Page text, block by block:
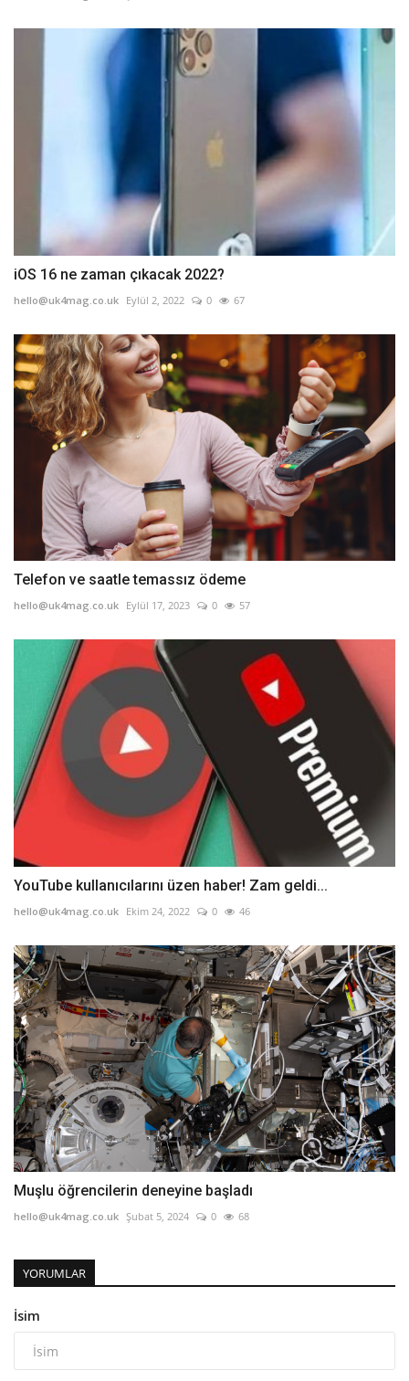
iOS 16 ne zaman çıkacak 2022?
hello@uk4mag.co.uk Eylül 2, 2022 0 67
Telefon ve saatle temassız ödeme
hello@uk4mag.co.uk Eylül 17, 2023 0 57
YouTube kullanıcılarını üzen haber! Zam geldi...
hello@uk4mag.co.uk Ekim 24, 2022 0 46
Muşlu öğrencilerin deneyine başladı
hello@uk4mag.co.uk Şubat 5, 2024 0 68
YORUMLAR
İsim